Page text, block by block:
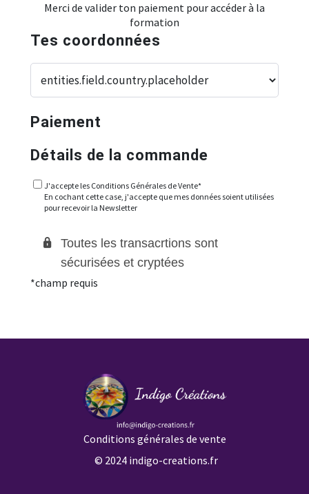
Merci de valider ton paiement pour accéder à la
formation
Tes coordonnées
Paiement
Détails de la commande
J'accepte les Conditions Générales de Vente*
En cochant cette case, j'accepte que mes données soient utilisées
pour recevoir la Newsletter
Toutes les transacrtions sont
sécurisées et cryptées
*champ requis
Conditions générales de vente
© 2024 indigo-creations.fr